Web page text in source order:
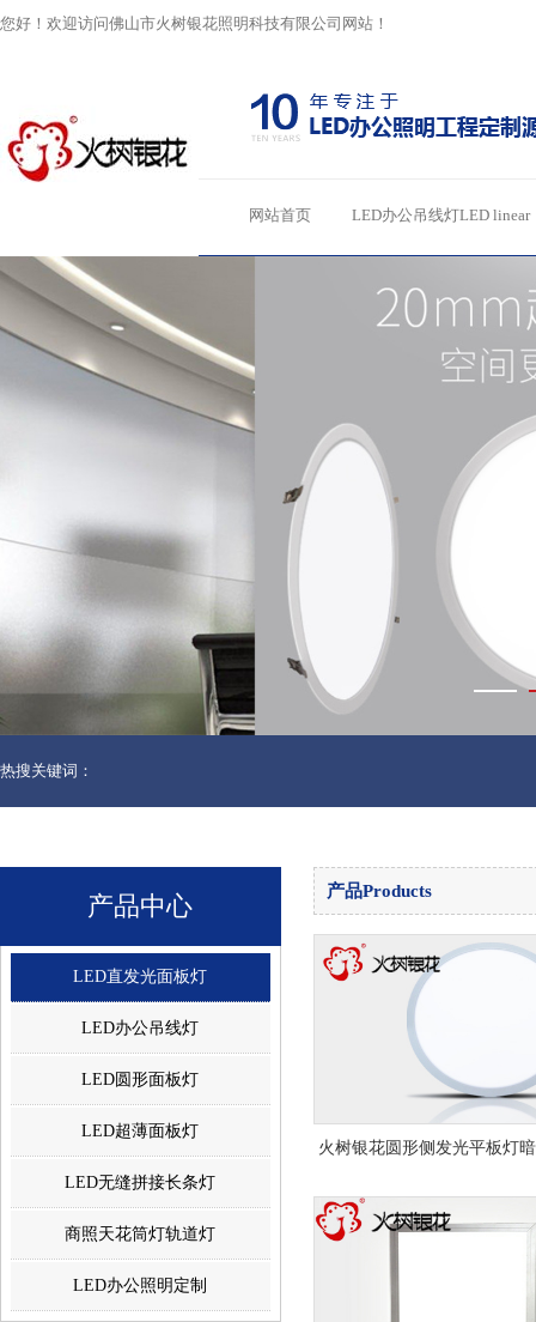
您好！欢迎访问佛山市火树银花照明科技有限公司网站！
网站首页 LED办公吊线灯LED linear
热搜关键词：
产品中心
LED直发光面板灯
LED办公吊线灯
LED圆形面板灯
LED超薄面板灯
LED无缝拼接长条灯
商照天花筒灯轨道灯
LED办公照明定制
产品Products
火树银花圆形侧发光平板灯
入超薄圆形led面板灯